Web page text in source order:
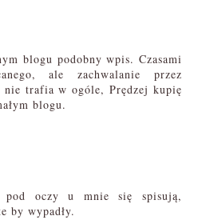
blogu podobny wpis. Czasami
ale zachwalanie przez
nie trafia w ogóle, Prędzej kupię
blogu.
pod oczy u mnie się spisują,
by wypadły.